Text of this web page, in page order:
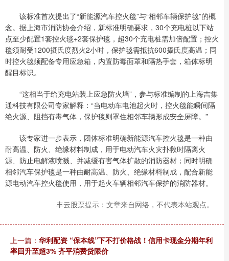
该标准首次提出了“新能源汽车控火毯”与“相邻车辆保护毯”的概
念。据上海市消防协会介绍，新标准明确要求，30个充电桩以下站
点至少配置1套控火毯+2套保护毯，超30个充电桩需加倍配置；控火
毯须耐受1200摄氏度烈火2小时，保护毯需抵抗600摄氏度高温；同
时控火毯须配备专用应急箱，内置防毒面罩和隔热手套，箱体标明
醒目标识。
“这相当于给充电站装上应急防火墙”，参与标准编制的上海吉集
通科技有限公司专家解释：“当电动车电池起火时，控火毯能瞬间隔
绝火源、阻挡有毒气体，保护毯则罩住相邻车辆形成安全屏障。”
该专家进一步表示，团体标准明确新能源汽车控火毯是一种由
耐高温、防火、绝缘材料制成，用于电动汽车火灾扑救时隔离火
源、防止电解液喷溅、并减缓有害气体扩散的消防器材；同时明确
相邻汽车保护毯是一种由耐高温、防火、绝缘材料制成，配合新能
源电动汽车控火毯使用，用于起火车辆相邻汽车保护的消防器材。
丰云股票提示：文章来自网络，不代表本站观点。
上一篇： 华利配资 “保本线”下不打价格战！信用卡现金分期年利
率回升至超3% 齐平消费贷限价